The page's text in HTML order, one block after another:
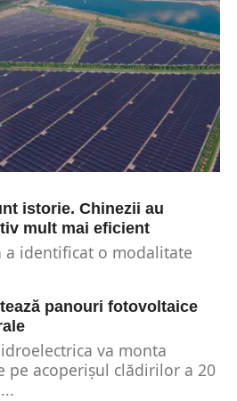
istorie. Chinezii au
mult mai eficient
a identificat o modalitate
panouri fotovoltaice
va monta
pe acoperișul clădirilor a 20